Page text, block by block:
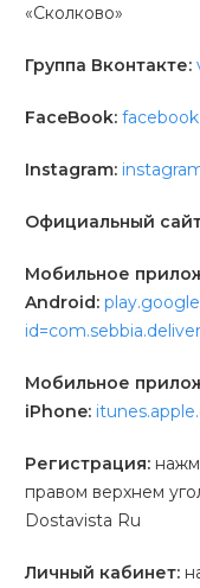
«Сколково»
Группа Вконтакте:
FaceBook:
Instagram:
Официальный
Мобильное
Android:
Мобильное
iPhone:
Регистрация:
правом верхнем
Dostavista Ru
Личный кабинет: